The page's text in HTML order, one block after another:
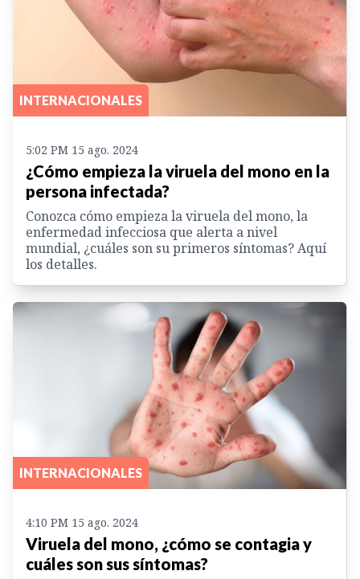
INTERNACIONALES
5:02 PM 15 ago. 2024
¿Cómo empieza la viruela del mono en la
persona infectada?
Conozca cómo empieza la viruela del mono, la
enfermedad infecciosa que alerta a nivel
mundial, ¿cuáles son su primeros síntomas? Aquí
los detalles.
INTERNACIONALES
4:10 PM 15 ago. 2024
Viruela del mono, ¿cómo se contagia y
cuáles son sus síntomas?